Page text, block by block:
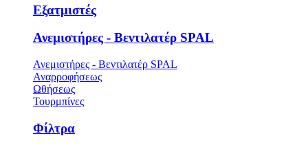
Εξατμιστές
Ανεμιστήρες - Βεντιλατέρ SPAL
Ανεμιστήρες - Βεντιλατέρ SPAL
Αναρροφήσεως
Ωθήσεως
Τουρμπίνες
Φίλτρα